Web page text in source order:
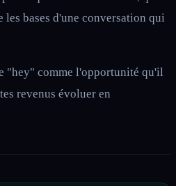
bases d'une conversation qui
"hey" comme l'opportunité qu'il
revenus évoluer en